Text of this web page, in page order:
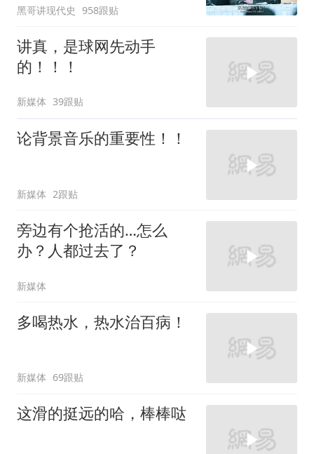
黑哥讲现代史 958跟贴
讲真，是球网先动手
的！！！
新媒体 39跟贴
论背景音乐的重要性！！
新媒体 2跟贴
旁边有个抢活的…怎么
办？人都过去了？
新媒体
多喝热水，热水治百病！
新媒体 69跟贴
这滑的挺远的哈，棒棒哒